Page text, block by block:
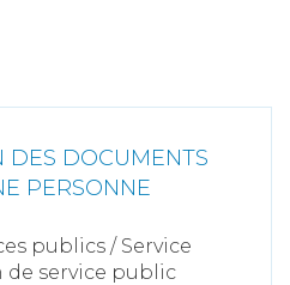
DES DOCUMENTS
PERSONNE
publics / Service
service public